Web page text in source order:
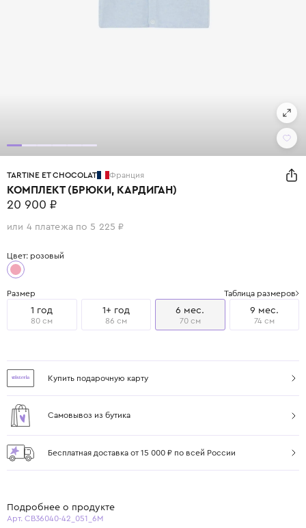
TARTINE ET CHOCOLAT Франция
КОМПЛЕКТ (БРЮКИ, КАРДИГАН)
20 900 ₽
или 4 платежа по 5 225 ₽
Цвет: розовый
Размер Таблица размеров
1 год
80 см
1+ год
86 см
6 мес.
70 см
9 мес.
74 см
Купить подарочную карту
Самовывоз из бутика
Бесплатная доставка от 15 000 ₽ по всей России
Подробнее о продукте
Арт. CB36040-42_051_6M